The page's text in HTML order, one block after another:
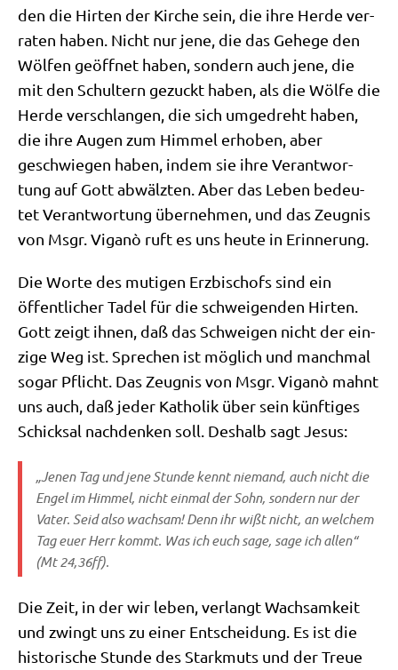
den die Hir­ten der Kir­che sein, die ihre Her­de ver­
ra­ten haben. Nicht nur jene, die das Gehe­ge den
Wöl­fen geöff­net haben, son­dern auch jene, die
mit den Schul­tern gezuckt haben, als die Wöl­fe die
Her­de ver­schlan­gen, die sich umge­dreht haben,
die ihre Augen zum Him­mel erho­ben, aber
geschwie­gen haben, indem sie ihre Ver­ant­wor­
tung auf Gott abwälz­ten. Aber das Leben bedeu­
tet Ver­ant­wor­tung über­neh­men, und das Zeug­nis
von Msgr. Viganò ruft es uns heu­te in Erinnerung.
Die Wor­te des muti­gen Erz­bi­schofs sind ein
öffent­li­cher Tadel für die schwei­gen­den Hir­ten.
Gott zeigt ihnen, daß das Schwei­gen nicht der ein­
zi­ge Weg ist. Spre­chen ist mög­lich und manch­mal
sogar Pflicht. Das Zeug­nis von Msgr. Viganò mahnt
uns auch, daß jeder Katho­lik über sein künf­ti­ges
Schick­sal nach­den­ken soll. Des­halb sagt Jesus:
„Jenen Tag und jene Stun­de kennt nie­mand, auch nicht die
Engel im Him­mel, nicht ein­mal der Sohn, son­dern nur der
Vater. Seid also wach­sam! Denn ihr wißt nicht, an wel­chem
Tag euer Herr kommt. Was ich euch sage, sage ich allen“
(Mt 24,36ff).
Die Zeit, in der wir leben, ver­langt Wach­sam­keit
und zwingt uns zu einer Ent­schei­dung. Es ist die
histo­ri­sche Stun­de des Stark­muts und der Treue